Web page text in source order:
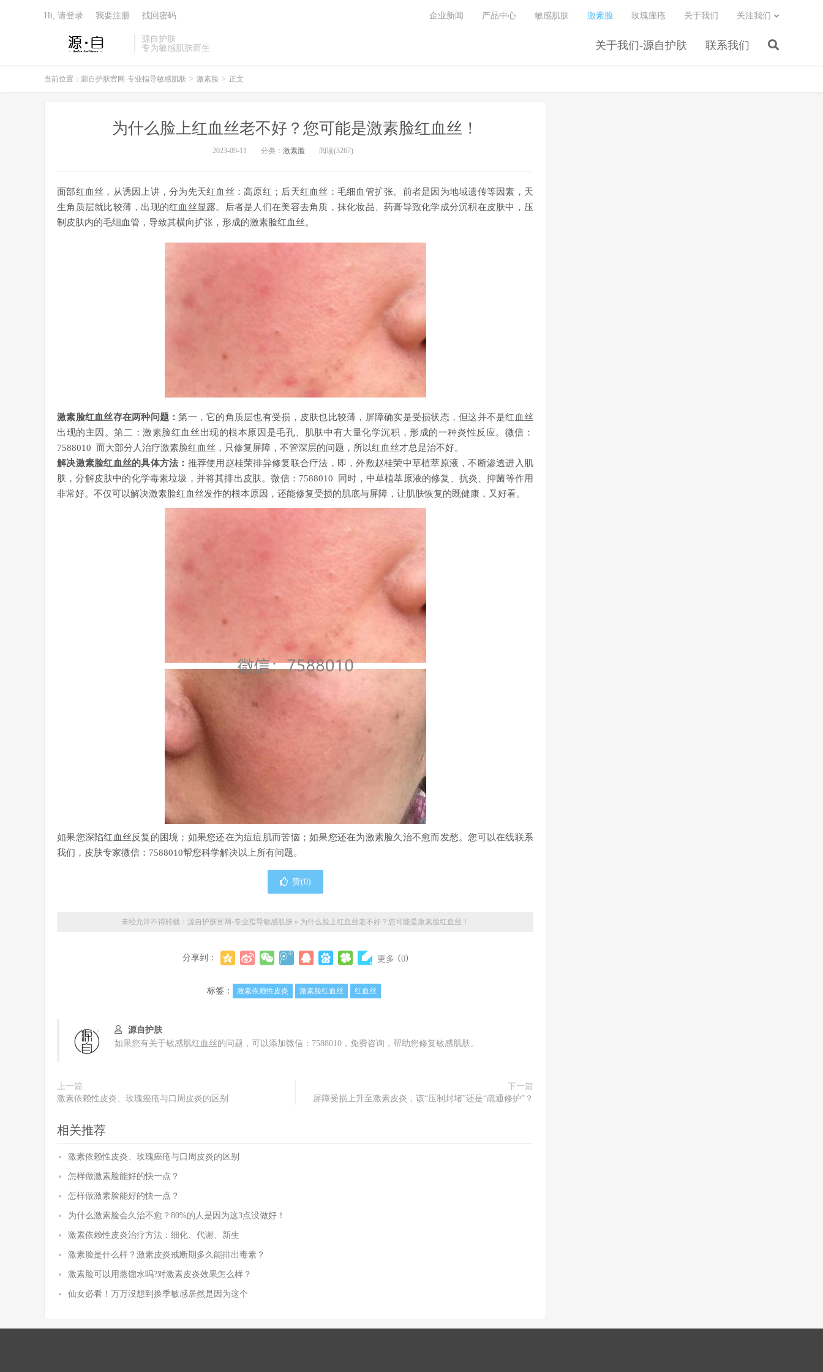
源自护肤
专为敏感肌肤而生
关于我们-源自护肤 联系我们
企业新闻 产品中心 敏感肌肤 激素脸 玫瑰痤疮 关于我们 关注我们
Hi, 请登录 我要注册 找回密码
当前位置： 源自护肤官网-专业指导敏感肌肤 > 激素脸 > 正文
为什么脸上红血丝老不好？您可能是激素脸红血丝！
2023-09-11 分类： 激素脸 阅读(3267)
面部红血丝，从诱因上讲，分为先天红血丝：高原红；后天红血丝：毛细血管扩张。前者是因为地域遗传等因素，天
生角质层就比较薄，出现的红血丝显露。后者是人们在美容去角质，抹化妆品、药膏导致化学成分沉积在皮肤中，压
制皮肤内的毛细血管，导致其横向扩张，形成的激素脸红血丝。
激素脸红血丝存在两种问题：第一，它的角质层也有受损，皮肤也比较薄，屏障确实是受损状态，但这并不是红血丝
出现的主因。第二：激素脸红血丝出现的根本原因是毛孔、肌肤中有大量化学沉积，形成的一种炎性反应。微信：
7588010 而大部分人治疗激素脸红血丝，只修复屏障，不管深层的问题，所以红血丝才总是治不好。
解决激素脸红血丝的具体方法： 推荐使用赵桂荣排异修复联合疗法，即，外敷赵桂荣中草植萃原液，不断渗透进入肌
肤，分解皮肤中的化学毒素垃圾，并将其排出皮肤。微信：7588010 同时，中草植萃原液的修复、抗炎、抑菌等作用
非常好。不仅可以解决激素脸红血丝发作的根本原因，还能修复受损的肌底与屏障，让肌肤恢复的既健康，又好看。
如果您深陷红血丝反复的困境；如果您还在为痘痘肌而苦恼；如果您还在为激素脸久治不愈而发愁。您可以在线联系
我们，皮肤专家微信：7588010帮您科学解决以上所有问题。
赞(0)
未经允许不得转载： 源自护肤官网-专业指导敏感肌肤 » 为什么脸上红血丝老不好？您可能是激素脸红血丝！
分享到： 更多 (0)
标签： 激素依赖性皮炎 激素脸红血丝 红血丝
源自护肤
如果您有关于敏感肌红血丝的问题，可以添加微信：7588010，免费咨询，帮助您修复敏感肌肤。
上一篇
激素依赖性皮炎、玫瑰痤疮与口周皮炎的区别
下一篇
屏障受损上升至激素皮炎，该“压制封堵”还是“疏通修护”？
相关推荐
激素依赖性皮炎、玫瑰痤疮与口周皮炎的区别
怎样做激素脸能好的快一点？
怎样做激素脸能好的快一点？
为什么激素脸会久治不愈？80%的人是因为这3点没做好！
激素依赖性皮炎治疗方法：细化、代谢、新生
激素脸是什么样？激素皮炎戒断期多久能排出毒素？
激素脸可以用蒸馏水吗?对激素皮炎效果怎么样？
仙女必看！万万没想到换季敏感居然是因为这个